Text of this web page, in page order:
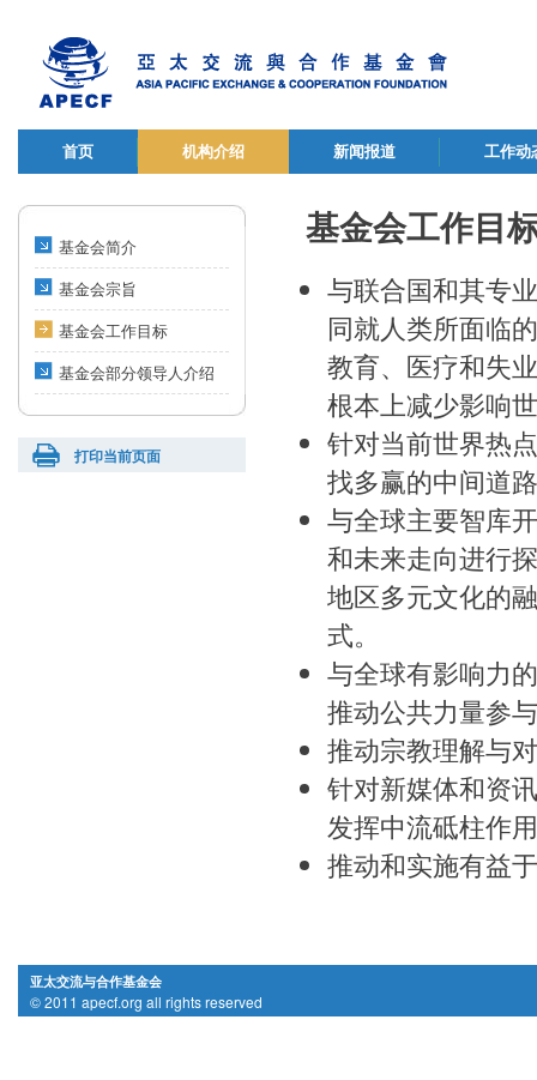
首页 机构介绍 新闻报道 工作动
基金会简介
基金会宗旨
基金会工作目标
基金会部分领导人介绍
打印当前页面
基金会工作目
与联合国和其专
同就人类所面临
教育、医疗和失
根本上减少影响
针对当前世界热
找多赢的中间道
与全球主要智库
和未来走向进行
地区多元文化的
式。
与全球有影响力
推动公共力量参
推动宗教理解与
针对新媒体和资
发挥中流砥柱作
推动和实施有益
亚太交流与合作基金会
© 2011 apecf.org all rights reserved